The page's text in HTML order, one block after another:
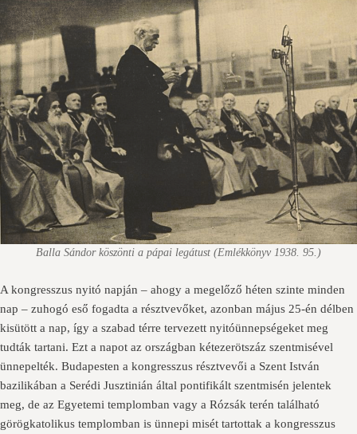
Balla Sándor köszönti a pápai legátust (Emlékkönyv 1938. 95.)
A kongresszus nyitó napján – ahogy a megelőző héten szinte minden
nap – zuhogó eső fogadta a résztvevőket, azonban május 25-én délben
kisütött a nap, így a szabad térre tervezett nyitóünnepségeket meg
tudták tartani. Ezt a napot az országban kétezerötszáz szentmisével
ünnepelték. Budapesten a kongresszus résztvevői a Szent István
bazilikában a Serédi Jusztinián által pontifikált szentmisén jelentek
meg, de az Egyetemi templomban vagy a Rózsák terén található
görögkatolikus templomban is ünnepi misét tartottak a kongresszus